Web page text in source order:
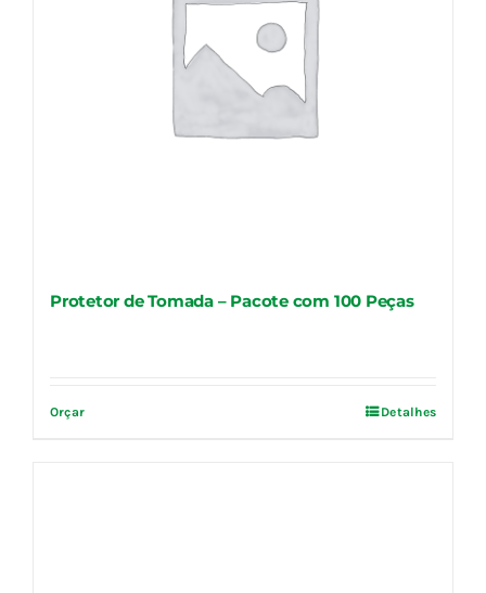
Protetor de Tomada – Pacote com 100 Peças
Orçar Detalhes